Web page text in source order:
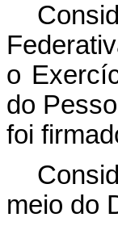
o
do
foi
meio do